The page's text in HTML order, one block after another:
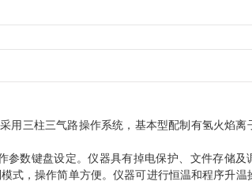
用三柱三气路操作系统，基本型配制有氢火焰离
参数键盘设定。仪器具有掉电保护、文件存储及
式，操作简单方便。仪器可进行恒温和程序升温